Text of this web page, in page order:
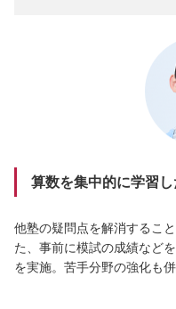
算数を集中的に学習
他塾の疑問点を解消するこ
た、事前に模試の成績など
を実施。苦手分野の強化も